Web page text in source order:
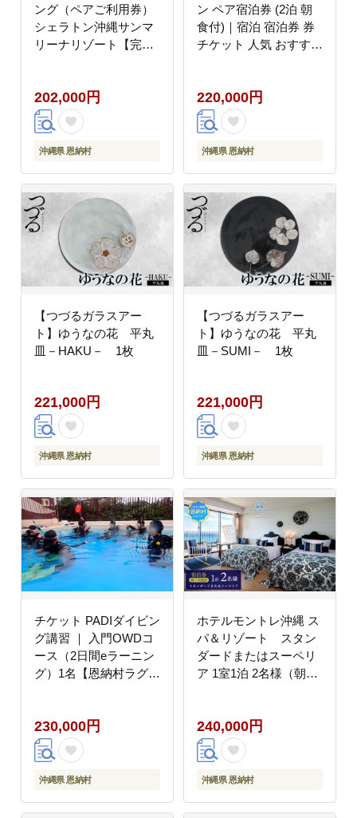
ング（ペアご利用券）
シェラトン沖縄サンマ
リーナリゾート【完全
202,000円
沖縄県 恩納村
ン ペア宿泊券 (2泊 朝
食付)｜宿泊 宿泊券 券
チケット 人気 おすすめ
恩納村
220,000円
沖縄県 恩納村
【つづるガラスアー
ト】ゆうなの花 平丸
皿－HAKU－ 1枚
221,000円
沖縄県 恩納村
【つづるガラスアー
ト】ゆうなの花 平丸
皿－SUMI－ 1枚
221,000円
沖縄県 恩納村
チケット PADIダイビン
グ講習 ｜ 入門OWDコ
ース（2日間eラーニン
グ）1名【恩納村ラグー
230,000円
沖縄県 恩納村
ホテルモントレ沖縄 ス
パ＆リゾート スタン
ダードまたはスーペリ
ア 1室1泊 2名様（朝
240,000円
沖縄県 恩納村